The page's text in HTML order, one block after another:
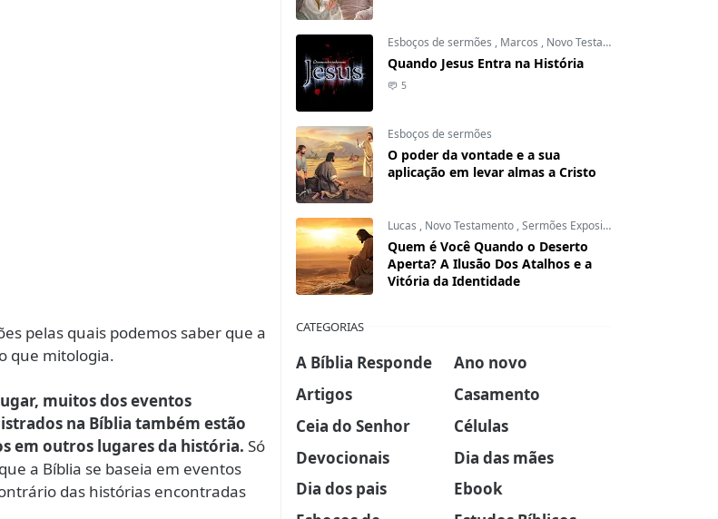
pelas quais podemos saber que a
que mitologia.
muitos dos eventos
na Bíblia também estão
em outros lugares da história. Só
a Bíblia se baseia em eventos
das histórias encontradas
Esboços de sermões , Marcos , Novo Testamento
Quando Jesus Entra na História
5
Esboços de sermões
O poder da vontade e a sua
aplicação em levar almas a Cristo
Lucas , Novo Testamento ,Sermões Expositivos
Quem é Você Quando o Deserto
Aperta? A Ilusão Dos Atalhos e a
Vitória da Identidade
CATEGORIAS
A Bíblia Responde
Ano novo
Artigos
Casamento
Ceia do Senhor
Células
Devocionais
Dia das mães
Dia dos pais
Ebook